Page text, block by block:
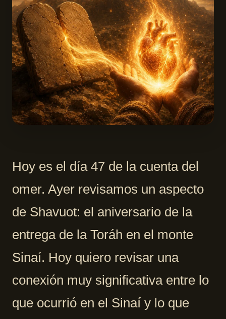
Hoy es el día 47 de la cuenta del
omer. Ayer revisamos un aspecto
de Shavuot: el aniversario de la
entrega de la Toráh en el monte
Sinaí. Hoy quiero revisar una
conexión muy significativa entre lo
que ocurrió en el Sinaí y lo que